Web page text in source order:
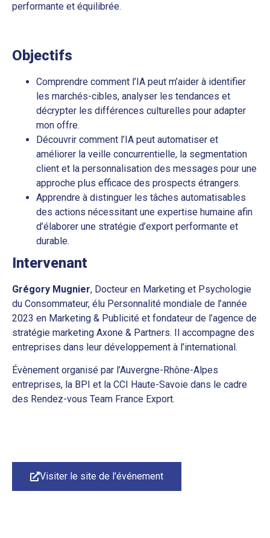
performante et équilibrée.
Objectifs
Comprendre comment l’IA peut m’aider à identifier
les marchés-cibles, analyser les tendances et
décrypter les différences culturelles pour adapter
mon offre.
Découvrir comment l’IA peut automatiser et
améliorer la veille concurrentielle, la segmentation
client et la personnalisation des messages pour une
approche plus efficace des prospects étrangers.
Apprendre à distinguer les tâches automatisables
des actions nécessitant une expertise humaine afin
d’élaborer une stratégie d’export performante et
durable.
Intervenant
Grégory Mugnier, Docteur en Marketing et Psychologie
du Consommateur, élu Personnalité mondiale de l’année
2023 en Marketing & Publicité et fondateur de l’agence de
stratégie marketing Axone & Partners. Il accompagne des
entreprises dans leur développement à l’international.
Évènement organisé par l’Auvergne-Rhône-Alpes
entreprises, la BPI et la CCI Haute-Savoie dans le cadre
des Rendez-vous Team France Export.
Visiter le site de l'événement